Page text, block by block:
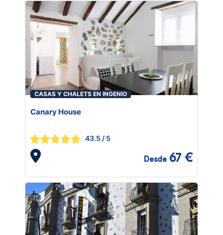
CASAS Y CHALETS EN INGENIO
Canary House
43.5 / 5
Desde 67 €